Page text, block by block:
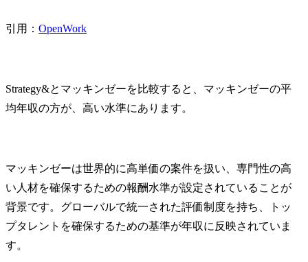
引用： OpenWork
Strategy&とマッキンゼーを比較すると、マッキンゼーの平
均年収の方が、高い水準にあります。
マッキンゼーは世界的に高単価の案件を扱い、専門性の高
い人材を確保するための報酬水準が設定されていることが
背景です。グローバルで統一された評価制度を持ち、トッ
プタレントを確保するための基準が年収に反映されていま
す。